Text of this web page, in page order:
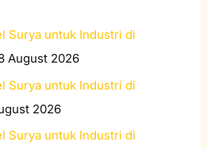
Surya untuk Industri di
August 2026
Surya untuk Industri di
2026
Surya untuk Industri di